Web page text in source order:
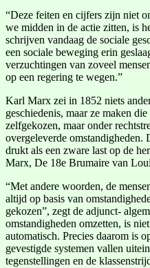
“Deze feiten en cijfers zijn niet
we midden in de actie zitten, is
schrijven vandaag de sociale
een sociale beweging erin
verzuchtingen van zoveel
op een regering te wegen.”
Karl Marx zei in 1852 niets
geschiedenis, maar ze maken
zelfgekozen, maar onder
overgeleverde omstandigheden.
drukt als een zware last op de
Marx, De 18e Brumaire van
“Met andere woorden, de
altijd op basis van
gekozen”, zegt de adjunct-
omstandigheden omzetten, is
automatisch. Precies daarom is
gevestigde systemen vallen
tegenstellingen en de